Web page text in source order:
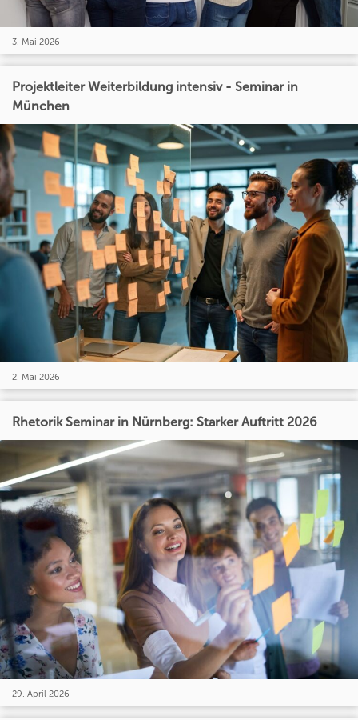
3. Mai 2026
Projektleiter Weiterbildung intensiv - Seminar in
München
2. Mai 2026
Rhetorik Seminar in Nürnberg: Starker Auftritt 2026
29. April 2026